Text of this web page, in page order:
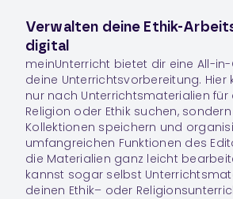
Verwalten deine Ethik-
digital
meinUnterricht bie­tet dir eine All-
deine Unter­richts­vor­be­rei­tung. Hier
nur nach Unter­richts­ma­te­ria­lien für
Religion oder Ethiksuchen,
Kollektionen spei­chern und
umfang­rei­chen Funk­tio­nen des
die Materialien ganz leicht
kannst sogar selbst
deinen Ethik– oder Religion